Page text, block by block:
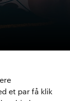
et par få klik